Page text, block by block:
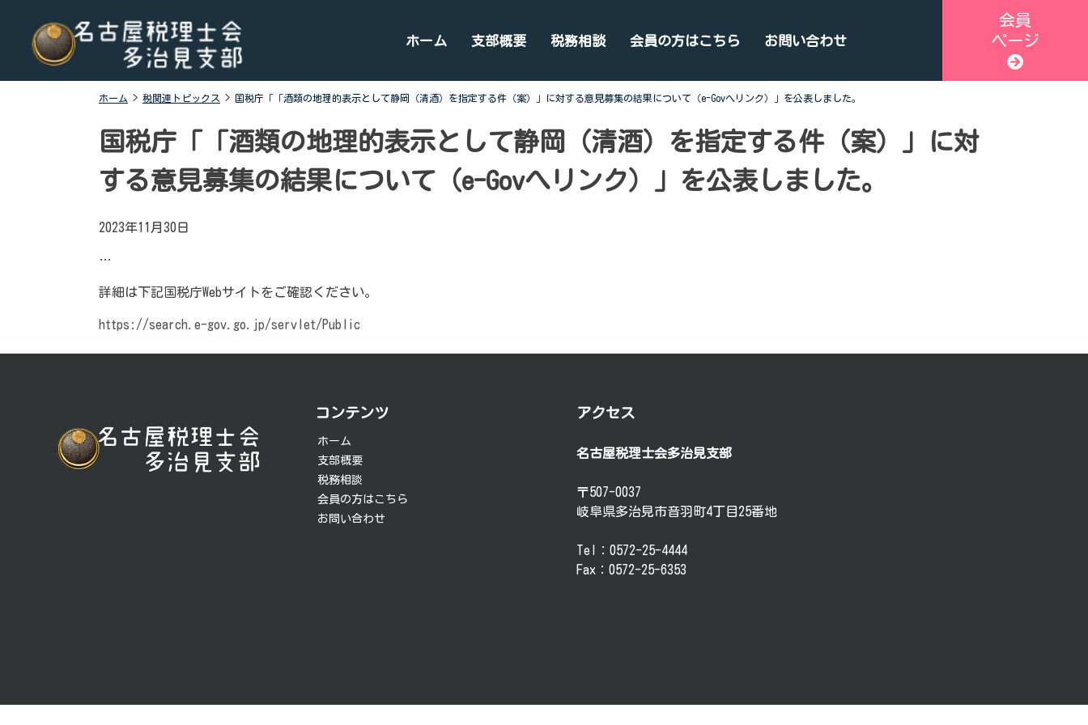
content
名古屋税理士会多治見支部
名古屋税理士会多治見支部、多治見市、土岐市、瑞浪
市、可児市と可児郡御嵩町の4市1町が所属する税理士会
です。地域の皆様に寄り添う税務の専門家として、税務
支援や研修会、租税教育などを行っております。税の無
料相談会も実施しております。お気軽にご連絡くださ
ホーム 支部概要 税務相談 会員の方はこちら お問い合わせ
会員
ページ
ホーム > 税関連トピックス > 国税庁「「酒類の地理的表示として静岡（清酒）を指定する件（案）」に対する意見募集の結果について（e-Govへリンク）」を公表しました。
国税庁「「酒類の地理的表示として静岡（清酒）を指定する件（案）」に対
する意見募集の結果について（e-Govへリンク）」を公表しました。
2023年11月30日
…
詳細は下記国税庁Webサイトをご確認ください。
https://search.e-gov.go.jp/servlet/Public
ナ
コンテンツ
ホーム
支部概要
税務相談
会員の方はこちら
お問い合わせ
アクセス
名古屋税理士会多治見支部
〒507-0037
岐阜県多治見市音羽町4丁目25番地
Tel：0572-25-4444
Fax：0572-25-6353